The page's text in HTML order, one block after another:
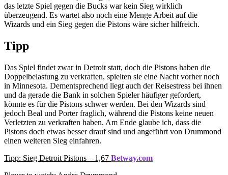
das letzte Spiel gegen die Bucks war kein Sieg wirklich
überzeugend. Es wartet also noch eine Menge Arbeit auf die
Wizards und ein Sieg gegen die Pistons wäre sicher hilfreich.
Tipp
Das Spiel findet zwar in Detroit statt, doch die Pistons haben die
Doppelbelastung zu verkraften, spielten sie eine Nacht vorher noch
in Minnesota. Dementsprechend liegt auch der Reisestress bei ihnen
und da gerade die Bank in solchen Spieler häufiger gefordert,
könnte es für die Pistons schwer werden. Bei den Wizards sind
jedoch Beal und Porter fraglich, während die Pistons keine neuen
Verletzten zu verkraften haben. Am Ende glaube ich, dass die
Pistons doch etwas besser drauf sind und angeführt von Drummond
einen weiteren Sieg einfahren.
Tipp: Sieg Detroit Pistons – 1,67 Betway.com